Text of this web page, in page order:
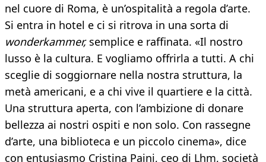
nel cuore di Roma, è un’ospitalità a regola d’arte.
Si entra in hotel e ci si ritrova in una sorta di
wonderkammer,semplice e raffinata. «Il nostro
lusso è la cultura. E vogliamo offrirla a tutti. A chi
sceglie di soggiornare nella nostra struttura, la
metà americani, e a chi vive il quartiere e la città.
Una struttura aperta, con l’ambizione di donare
bellezza ai nostri ospiti e non solo. Con rassegne
d’arte, una biblioteca e un piccolo cinema», dice
con entusiasmo Cristina Paini, ceo di Lhm, società